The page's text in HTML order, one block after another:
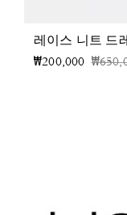
레이스 니트 드
₩200,000 가격